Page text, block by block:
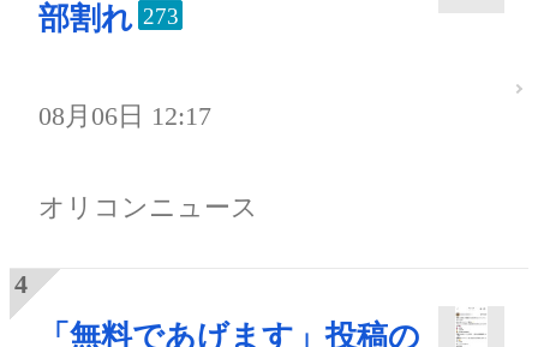
部割れ 273
08月06日 12:17
オリコンニュース
「無料であげます」投稿の